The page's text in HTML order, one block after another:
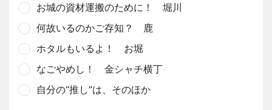
お城の資材運搬のために！ 堀川
何故いるのかご存知？ 鹿
ホタルもいるよ！ お堀
なごやめし！ 金シャチ横丁
自分の“推し”は、そのほか